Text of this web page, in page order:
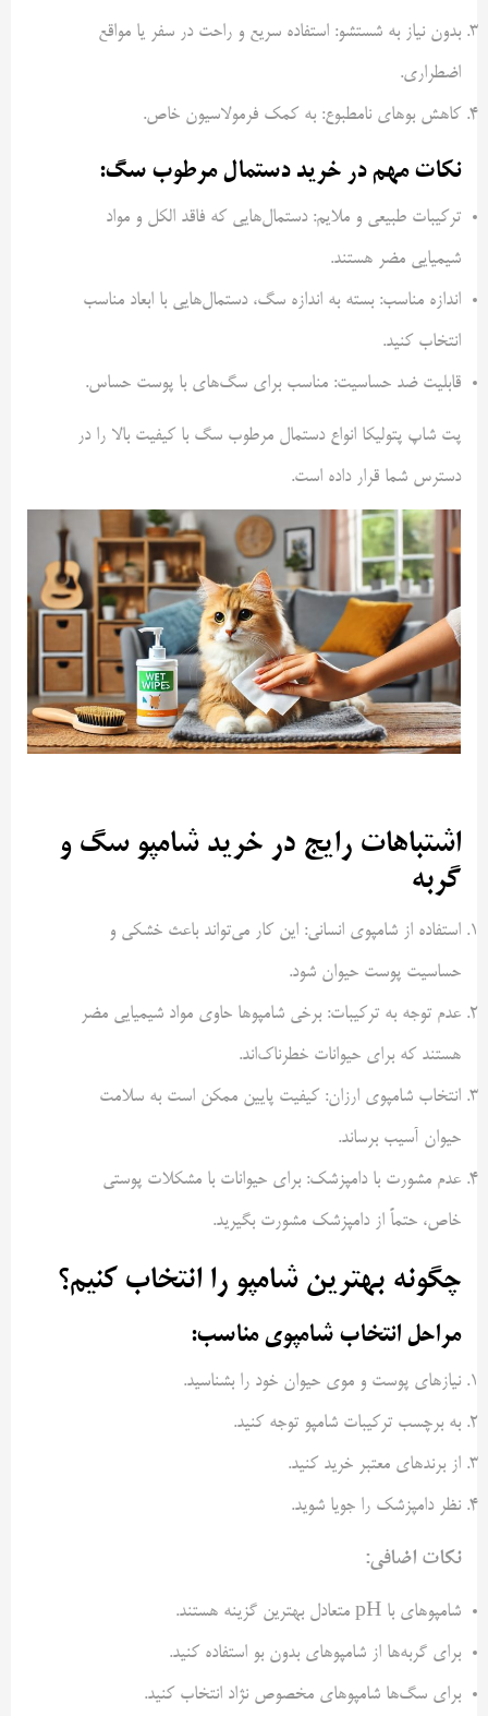
بدون نیاز به شستشو: استفاده سریع و راحت در سفر یا مواقع
اضطراری.
کاهش بوهای نامطبوع: به کمک فرمولاسیون خاص.
نکات مهم در خرید دستمال مرطوب سگ:
ترکیبات طبیعی و ملایم: دستمال‌هایی که فاقد الکل و مواد
شیمیایی مضر هستند.
اندازه مناسب: بسته به اندازه سگ، دستمال‌هایی با ابعاد مناسب
انتخاب کنید.
قابلیت ضد حساسیت: مناسب برای سگ‌های با پوست حساس.
پت شاپ پتولیکا انواع دستمال مرطوب سگ با کیفیت بالا را در
دسترس شما قرار داده است.
اشتباهات رایج در خرید شامپو سگ و
گربه
استفاده از شامپوی انسانی: این کار می‌تواند باعث خشکی و
حساسیت پوست حیوان شود.
عدم توجه به ترکیبات: برخی شامپوها حاوی مواد شیمیایی مضر
هستند که برای حیوانات خطرناک‌اند.
انتخاب شامپوی ارزان: کیفیت پایین ممکن است به سلامت
حیوان آسیب برساند.
عدم مشورت با دامپزشک: برای حیوانات با مشکلات پوستی
خاص، حتماً از دامپزشک مشورت بگیرید.
چگونه بهترین شامپو را انتخاب کنیم؟
مراحل انتخاب شامپوی مناسب:
نیازهای پوست و موی حیوان خود را بشناسید.
به برچسب ترکیبات شامپو توجه کنید.
از برندهای معتبر خرید کنید.
نظر دامپزشک را جویا شوید.
نکات اضافی:
شامپوهای با pH متعادل بهترین گزینه هستند.
برای گربه‌ها از شامپوهای بدون بو استفاده کنید.
برای سگ‌ها شامپوهای مخصوص نژاد انتخاب کنید.